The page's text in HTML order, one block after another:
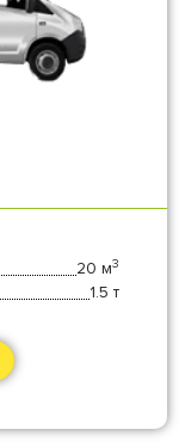
20 м3
1.5 т